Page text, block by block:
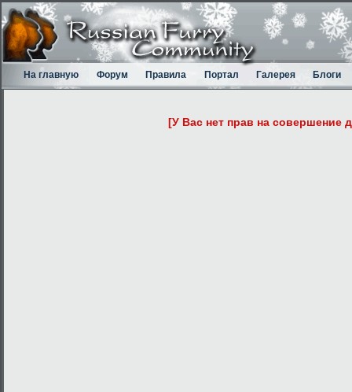
На главную Форум Правила Портал Галерея Блоги
[У Вас нет прав на совершение